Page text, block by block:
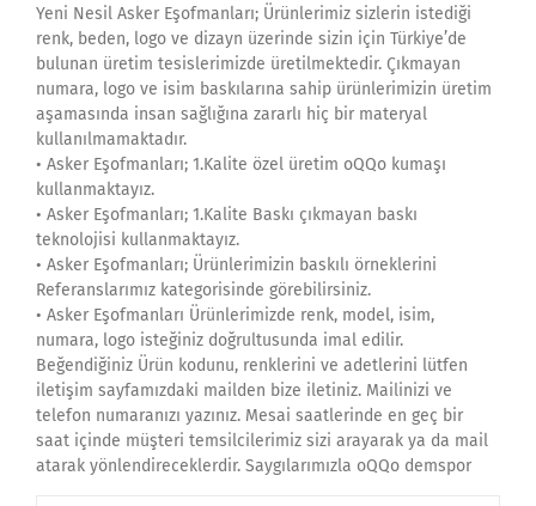
Yeni Nesil Asker Eşofmanları; Ürünlerimiz sizlerin istediği
renk, beden, logo ve dizayn üzerinde sizin için Türkiye’de
bulunan üretim tesislerimizde üretilmektedir. Çıkmayan
numara, logo ve isim baskılarına sahip ürünlerimizin üretim
aşamasında insan sağlığına zararlı hiç bir materyal
kullanılmamaktadır.
• Asker Eşofmanları; 1.Kalite özel üretim oQQo kumaşı
kullanmaktayız.
• Asker Eşofmanları; 1.Kalite Baskı çıkmayan baskı
teknolojisi kullanmaktayız.
• Asker Eşofmanları; Ürünlerimizin baskılı örneklerini
Referanslarımız kategorisinde görebilirsiniz.
• Asker Eşofmanları Ürünlerimizde renk, model, isim,
numara, logo isteğiniz doğrultusunda imal edilir.
Beğendiğiniz Ürün kodunu, renklerini ve adetlerini lütfen
iletişim sayfamızdaki mailden bize iletiniz. Mailinizi ve
telefon numaranızı yazınız. Mesai saatlerinde en geç bir
saat içinde müşteri temsilcilerimiz sizi arayarak ya da mail
atarak yönlendireceklerdir. Saygılarımızla oQQo demspor